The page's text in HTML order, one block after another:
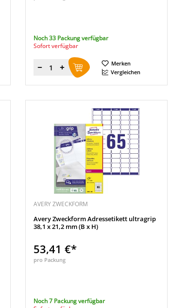
Noch 33 Packung verfügbar
Sofort verfügbar
Menge
Merken
Vergleichen
AVERY ZWECKFORM
Avery Zweckform Adressetikett ultragrip
38,1 x 21,2 mm (B x H)
53,41 €*
pro Packung
Noch 7 Packung verfügbar